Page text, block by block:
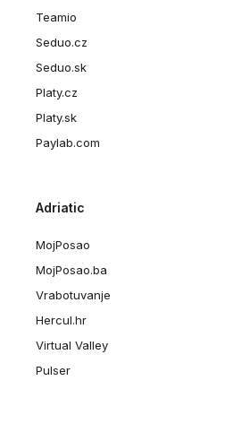
Teamio
Seduo.cz
Seduo.sk
Platy.cz
Platy.sk
Paylab.com
Adriatic
MojPosao
MojPosao.ba
Vrabotuvanje
Hercul.hr
Virtual Valley
Pulser